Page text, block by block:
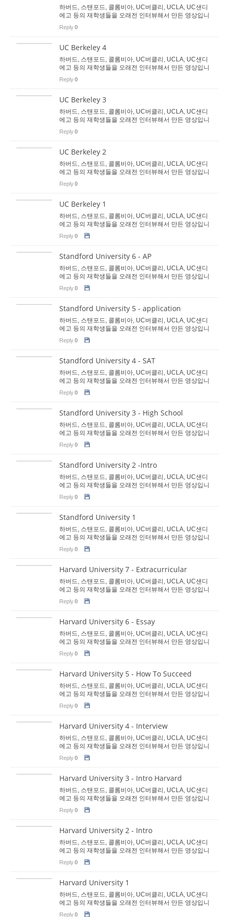
하버드, 스탠포드, 콜롬비아, UC버클리, UCLA, UC샌디
에고 등의 재학생들을 오래전 인터뷰해서 만든 영상입니
다. 지금은 이분들 모두 사회인이 됐습니다. 명문대 진학
을 희망하는 학생들에게 도움이 됐으면 합니다. 이분들이
Reply0
UC Berkeley 4
하버드, 스탠포드, 콜롬비아, UC버클리, UCLA, UC샌디
에고 등의 재학생들을 오래전 인터뷰해서 만든 영상입니
다. 지금은 이분들 모두 사회인이 됐습니다. 명문대 진학
을 희망하는 학생들에게 도움이 됐으면 합니다. 이분들이
Reply0
UC Berkeley 3
하버드, 스탠포드, 콜롬비아, UC버클리, UCLA, UC샌디
에고 등의 재학생들을 오래전 인터뷰해서 만든 영상입니
다. 지금은 이분들 모두 사회인이 됐습니다. 명문대 진학
을 희망하는 학생들에게 도움이 됐으면 합니다. 이분들이
Reply0
UC Berkeley 2
하버드, 스탠포드, 콜롬비아, UC버클리, UCLA, UC샌디
에고 등의 재학생들을 오래전 인터뷰해서 만든 영상입니
다. 지금은 이분들 모두 사회인이 됐습니다. 명문대 진학
을 희망하는 학생들에게 도움이 됐으면 합니다. 이분들이
Reply0
UC Berkeley 1
하버드, 스탠포드, 콜롬비아, UC버클리, UCLA, UC샌디
에고 등의 재학생들을 오래전 인터뷰해서 만든 영상입니
다. 지금은 이분들 모두 사회인이 됐습니다. 명문대 진학
을 희망하는 학생들에게 도움이 됐으면 합니다. 이분들이
Reply0
Standford University 6 - AP
하버드, 스탠포드, 콜롬비아, UC버클리, UCLA, UC샌디
에고 등의 재학생들을 오래전 인터뷰해서 만든 영상입니
다. 지금은 이분들 모두 사회인이 됐습니다. 명문대 진학
을 희망하는 학생들에게 도움이 됐으면 합니다. 이분들이
Reply0
Standford University 5 - application
하버드, 스탠포드, 콜롬비아, UC버클리, UCLA, UC샌디
에고 등의 재학생들을 오래전 인터뷰해서 만든 영상입니
다. 지금은 이분들 모두 사회인이 됐습니다. 명문대 진학
을 희망하는 학생들에게 도움이 됐으면 합니다. 이분들이
Reply0
Standford University 4 - SAT
하버드, 스탠포드, 콜롬비아, UC버클리, UCLA, UC샌디
에고 등의 재학생들을 오래전 인터뷰해서 만든 영상입니
다. 지금은 이분들 모두 사회인이 됐습니다. 명문대 진학
을 희망하는 학생들에게 도움이 됐으면 합니다. 이분들이
Reply0
Standford University 3 - High School
하버드, 스탠포드, 콜롬비아, UC버클리, UCLA, UC샌디
에고 등의 재학생들을 오래전 인터뷰해서 만든 영상입니
다. 지금은 이분들 모두 사회인이 됐습니다. 명문대 진학
을 희망하는 학생들에게 도움이 됐으면 합니다. 이분들이
Reply0
Standford University 2 -Intro
하버드, 스탠포드, 콜롬비아, UC버클리, UCLA, UC샌디
에고 등의 재학생들을 오래전 인터뷰해서 만든 영상입니
다. 지금은 이분들 모두 사회인이 됐습니다. 명문대 진학
을 희망하는 학생들에게 도움이 됐으면 합니다. 이분들이
Reply0
Standford University 1
하버드, 스탠포드, 콜롬비아, UC버클리, UCLA, UC샌디
에고 등의 재학생들을 오래전 인터뷰해서 만든 영상입니
다. 지금은 이분들 모두 사회인이 됐습니다. 명문대 진학
을 희망하는 학생들에게 도움이 됐으면 합니다. 이분들이
Reply0
Harvard University 7 - Extracurricular
하버드, 스탠포드, 콜롬비아, UC버클리, UCLA, UC샌디
에고 등의 재학생들을 오래전 인터뷰해서 만든 영상입니
다. 지금은 이분들 모두 사회인이 됐습니다. 명문대 진학
을 희망하는 학생들에게 도움이 됐으면 합니다. 이분들이
Reply0
Harvard University 6 - Essay
하버드, 스탠포드, 콜롬비아, UC버클리, UCLA, UC샌디
에고 등의 재학생들을 오래전 인터뷰해서 만든 영상입니
다. 지금은 이분들 모두 사회인이 됐습니다. 명문대 진학
을 희망하는 학생들에게 도움이 됐으면 합니다. 이분들이
Reply0
Harvard University 5 - How To Succeed
하버드, 스탠포드, 콜롬비아, UC버클리, UCLA, UC샌디
에고 등의 재학생들을 오래전 인터뷰해서 만든 영상입니
다. 지금은 이분들 모두 사회인이 됐습니다. 명문대 진학
을 희망하는 학생들에게 도움이 됐으면 합니다. 이분들이
Reply0
Harvard University 4 - Interview
하버드, 스탠포드, 콜롬비아, UC버클리, UCLA, UC샌디
에고 등의 재학생들을 오래전 인터뷰해서 만든 영상입니
다. 지금은 이분들 모두 사회인이 됐습니다. 명문대 진학
을 희망하는 학생들에게 도움이 됐으면 합니다. 이분들이
Reply0
Harvard University 3 - Intro Harvard
하버드, 스탠포드, 콜롬비아, UC버클리, UCLA, UC샌디
에고 등의 재학생들을 오래전 인터뷰해서 만든 영상입니
다. 지금은 이분들 모두 사회인이 됐습니다. 명문대 진학
을 희망하는 학생들에게 도움이 됐으면 합니다. 이분들이
Reply0
Harvard University 2 - Intro
하버드, 스탠포드, 콜롬비아, UC버클리, UCLA, UC샌디
에고 등의 재학생들을 오래전 인터뷰해서 만든 영상입니
다. 지금은 이분들 모두 사회인이 됐습니다. 명문대 진학
을 희망하는 학생들에게 도움이 됐으면 합니다. 이분들이
Reply0
Harvard University 1
하버드, 스탠포드, 콜롬비아, UC버클리, UCLA, UC샌디
에고 등의 재학생들을 오래전 인터뷰해서 만든 영상입니
다. 지금은 이분들 모두 사회인이 됐습니다. 명문대 진학
Reply0